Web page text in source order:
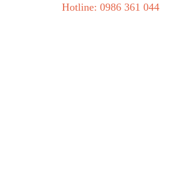
Hotline: 0986 361 044